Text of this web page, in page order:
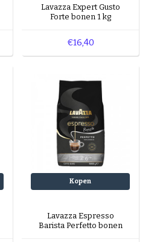
Lavazza Expert Gusto
Forte bonen 1 kg
€16,40
Kopen
Lavazza Espresso
Barista Perfetto bonen